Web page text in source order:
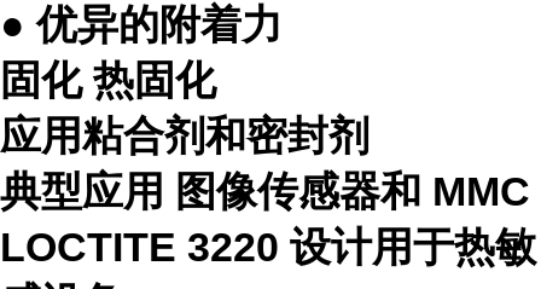
● 优异的附着力
固化 热固化
应用粘合剂和密封剂
典型应用 图像传感器和 MMC
LOCTITE 3220 设计用于热敏